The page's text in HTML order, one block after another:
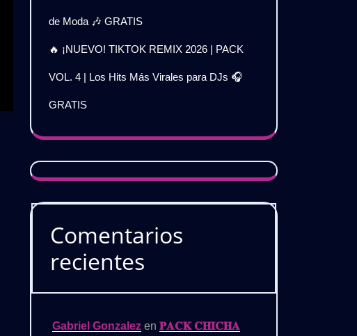
de Moda 🎶 GRATIS
🔥 ¡NUEVO! TIKTOK REMIX 2026 | PACK
VOL. 4 | Los Hits Más Virales para DJs 🎧
GRATIS
Comentarios
recientes
Gabriel Gonzalez en 𝐏𝐀𝐂𝐊 𝐂𝐇𝐈𝐂𝐇𝐀